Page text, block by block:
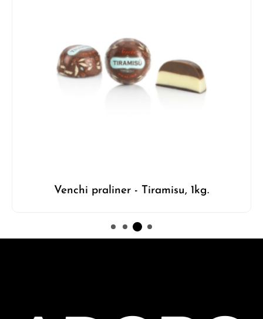
Venchi praliner - Tiramisu, 1kg.